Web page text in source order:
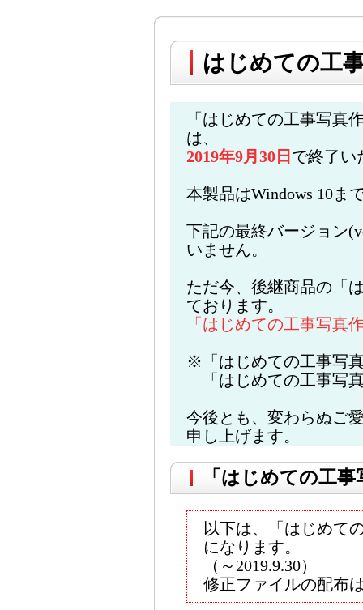
はじめての工
「はじめての工事写真
は、
2019年9月30日 で終了い
本製品はWindows 10ま
下記の最終バージョン
いません。
ただ今、後継商品の「
ております。
「はじめての工事写真
※「はじめての工事写
「はじめての工事写
今後とも、変わらぬご
申し上げます。
「はじめての工
以下は、「はじめて
になります。
（～2019.9.30）
修正ファイルの配布